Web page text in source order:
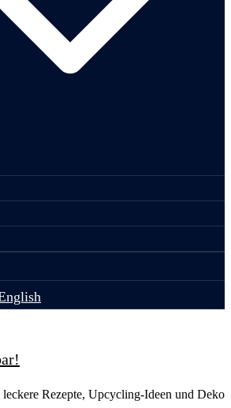
Rezepte, Upcycling-Ideen und Deko